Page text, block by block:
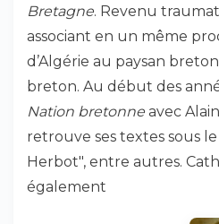
Bretagne. Revenu
associant en un même
d’Algérie au paysan
breton. Au début des
Nation bretonne avec
retrouve ses textes sous
Herbot", entre autres.
également